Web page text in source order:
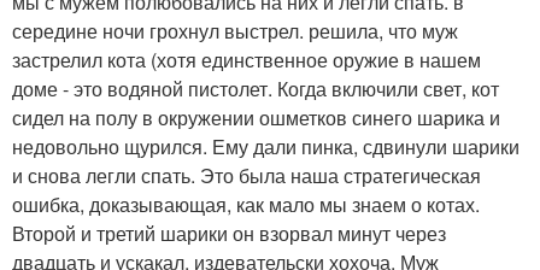
середине ночи грохнул выстрел. решила, что муж
застрелил кота (хотя единственное оружие в нашем
доме - это водяной пистолет. Когда включили свет, кот
сидел на полу в окружении ошметков синего шарика и
недовольно щурился. Ему дали пинка, сдвинули шарики
и снова легли спать. Это была наша стратегическая
ошибка, доказывающая, как мало мы знаем о котах.
Второй и третий шарики он взорвал минут через
двадцать и ускакал, издевательски хохоча. Муж